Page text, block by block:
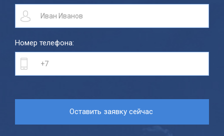
Номер телефона: